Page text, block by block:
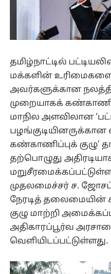
தமிழ்நாட்டில்
மக்களின்
அவர்களுக்கான
முறையாகக்
மாநில அளவிலான
பழங்குடியினருக்கான
கண்காணிப்புக் குழு’
தற்பொழுது
முதலமைச்சர் ச.
நேரடித்
குழு மாற்றி
அதிகாரப்பூர்வ
வெளியிடப்பட்டுள்ளது.